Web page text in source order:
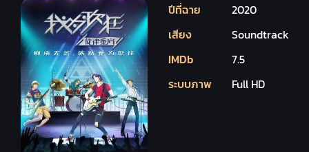
ปีที่ฉาย
2020
เสียง
Soundtrack
IMDb
7.5
ระบบภาพ
Full HD